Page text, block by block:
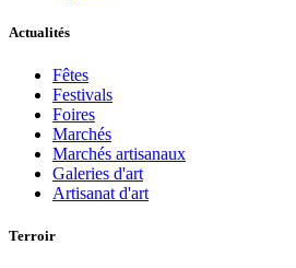
Actualités
Fêtes
Festivals
Foires
Marchés
Marchés artisanaux
Galeries d'art
Artisanat d'art
Terroir